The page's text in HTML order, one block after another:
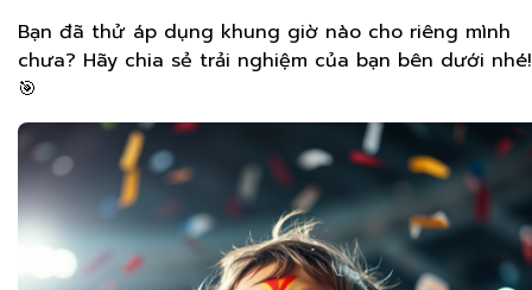
Bạn đã thử áp dụng khung giờ nào cho riêng mình
chưa? Hãy chia sẻ trải nghiệm của bạn bên dưới nhé!
🎯